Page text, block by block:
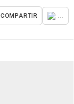
COMPARTIR ...